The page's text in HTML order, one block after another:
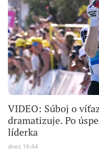
VIDEO: Súboj o
dramatizuje. Po
líderka
dnes 16:44